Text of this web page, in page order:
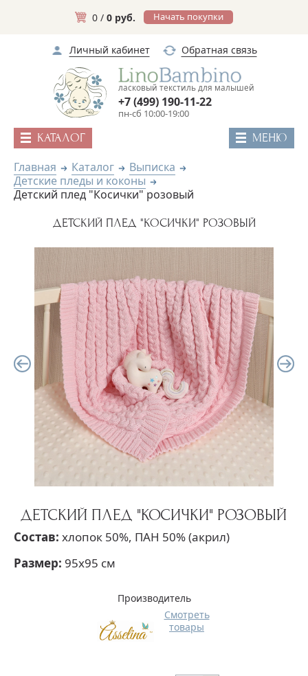
0 / 0 руб. Начать покупки
Личный кабинет Обратная связь
ласковый текстиль для малышей
пн-сб 10:00-19:00
+7 (499) 190-11-22
КАТАЛОГ МЕНЮ
Главная Каталог
Выписка
Детские пледы и коконы
Детский плед "Косички" розовый
ДЕТСКИЙ ПЛЕД "КОСИЧКИ" РОЗОВЫЙ
ДЕТСКИЙ ПЛЕД "КОСИЧКИ" РОЗОВЫЙ
Состав: хлопок 50%, ПАН 50% (акрил)
Размер: 95х95 см
Производитель
Смотреть
товары